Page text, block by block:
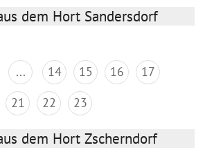
dem Hort Sandersdorf
... 14 15 16
17
21 22 23
dem Hort Zscherndorf